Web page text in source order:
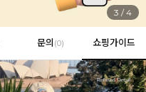
4 /4
문의 (0) 쇼핑가이드